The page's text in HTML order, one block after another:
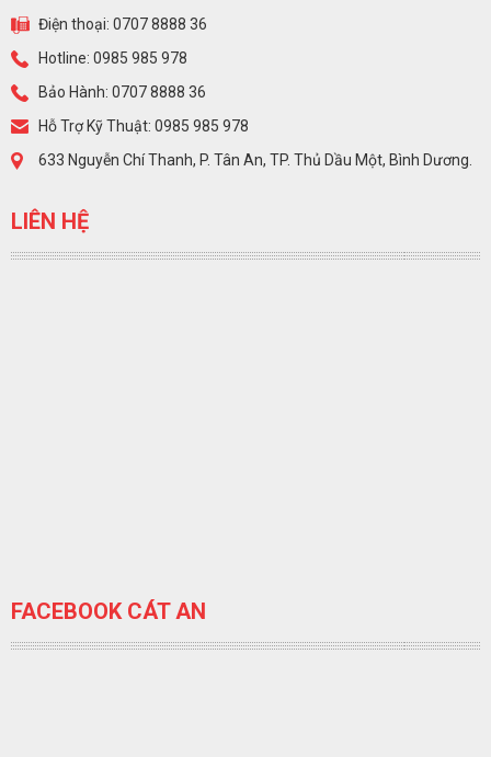
Điện thoại: 0707 8888 36
Hotline: 0985 985 978
Bảo Hành: 0707 8888 36
Hỗ Trợ Kỹ Thuật: 0985 985 978
633 Nguyễn Chí Thanh, P. Tân An, TP. Thủ Dầu Một, Bình Dương.
LIÊN HỆ
FACEBOOK CÁT AN